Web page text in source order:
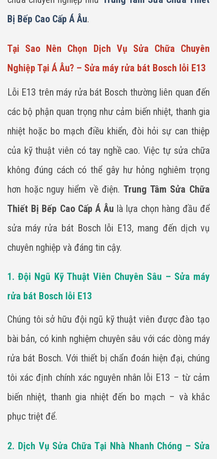
Bị Bếp Cao Cấp Á Âu.
Tại Sao Nên Chọn Dịch Vụ Sửa Chữa Chuyên
Nghiệp Tại Á Âu? – Sửa máy rửa bát Bosch lỗi E13
Lỗi E13 trên máy rửa bát Bosch thường liên quan đến
các bộ phận quan trọng như cảm biến nhiệt, thanh gia
nhiệt hoặc bo mạch điều khiển, đòi hỏi sự can thiệp
của kỹ thuật viên có tay nghề cao. Việc tự sửa chữa
không đúng cách có thể gây hư hỏng nghiêm trọng
hơn hoặc nguy hiểm về điện. Trung Tâm Sửa Chữa
Thiết Bị Bếp Cao Cấp Á Âu là lựa chọn hàng đầu để
sửa máy rửa bát Bosch lỗi E13, mang đến dịch vụ
chuyên nghiệp và đáng tin cậy.
1. Đội Ngũ Kỹ Thuật Viên Chuyên Sâu – Sửa máy
rửa bát Bosch lỗi E13
Chúng tôi sở hữu đội ngũ kỹ thuật viên được đào tạo
bài bản, có kinh nghiệm chuyên sâu với các dòng máy
rửa bát Bosch. Với thiết bị chẩn đoán hiện đại, chúng
tôi xác định chính xác nguyên nhân lỗi E13 – từ cảm
biến nhiệt, thanh gia nhiệt đến bo mạch – và khắc
phục triệt để.
2. Dịch Vụ Sửa Chữa Tại Nhà Nhanh Chóng – Sửa